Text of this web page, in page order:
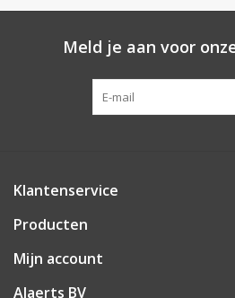
Meld je aan voor
Klantenservice
Producten
Mijn account
Alaerts BV